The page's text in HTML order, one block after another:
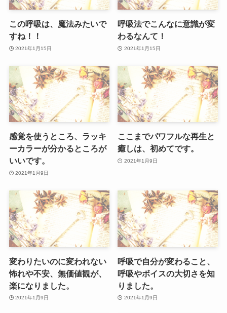
この呼吸は、魔法みたいで
すね！！
2021年1月15日
呼吸法でこんなに意識が変
わるなんて！
2021年1月15日
感覚を使うところ、ラッキ
ーカラーが分かるところが
いいです。
2021年1月9日
ここまでパワフルな再生と
癒しは、初めてです。
2021年1月9日
変わりたいのに変われない
怖れや不安、無価値観が、
楽になりました。
2021年1月9日
呼吸で自分が変わること、
呼吸やボイスの大切さを知
りました。
2021年1月9日